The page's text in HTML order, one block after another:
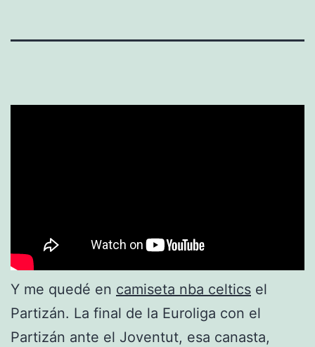
Y me quedé en camiseta nba celtics el
Partizán. La final de la Euroliga con el
Partizán ante el Joventut, esa canasta,